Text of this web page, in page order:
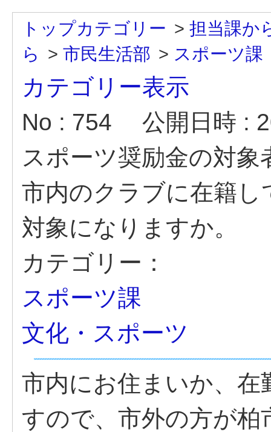
トップカテゴリー > 担当課か
ら > 市民生活部 > スポーツ課
カテゴリー表示
No : 754
公開日時 :
スポーツ奨励金の対象
市内のクラブに在籍
対象になりますか。
カテゴリー：
スポーツ課
文化・スポーツ
市内にお住まいか、
すので、市外の方が